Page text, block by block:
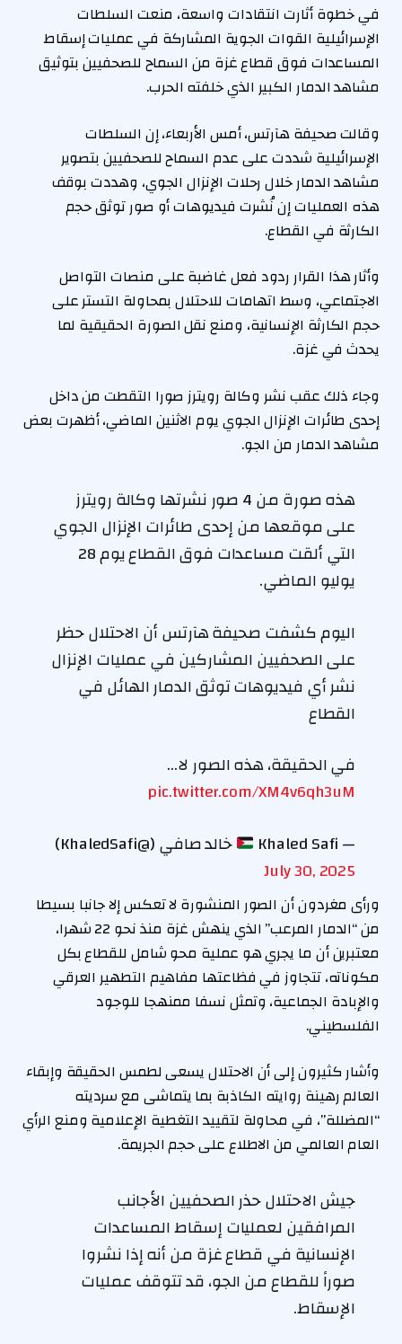
في خطوة أثارت انتقادات واسعة، منعت السلطات
الإسرائيلية القوات الجوية المشاركة في عمليات إسقاط
المساعدات فوق قطاع غزة من السماح للصحفيين بتوثيق
مشاهد الدمار الكبير الذي خلفته الحرب.
وقالت صحيفة هآرتس، أمس الأربعاء، إن السلطات
الإسرائيلية شددت على عدم السماح للصحفيين بتصوير
مشاهد الدمار خلال رحلات الإنزال الجوي، وهددت بوقف
هذه العمليات إن نُشرت فيديوهات أو صور توثق حجم
الكارثة في القطاع.
وأثار هذا القرار ردود فعل غاضبة على منصات التواصل
الاجتماعي، وسط اتهامات للاحتلال بمحاولة التستر على
حجم الكارثة الإنسانية، ومنع نقل الصورة الحقيقية لما
يحدث في غزة.
وجاء ذلك عقب نشر وكالة رويترز صورا التقطت من داخل
إحدى طائرات الإنزال الجوي يوم الاثنين الماضي، أظهرت بعض
مشاهد الدمار من الجو.
هذه صورة من 4 صور نشرتها وكالة رويترز
على موقعها من إحدى طائرات الإنزال الجوي
التي ألقت مساعدات فوق القطاع يوم 28
يوليو الماضي.
اليوم كشفت صحيفة هآرتس أن الاحتلال حظر
على الصحفيين المشاركين في عمليات الإنزال
نشر أي فيديوهات توثق الدمار الهائل في
القطاع
في الحقيقة، هذه الصور لا…
pic.twitter.com/XM4v6qh3uM
— Khaled Safi
خالد صافي (@KhaledSafi)
July 30, 2025
ورأى مغردون أن الصور المنشورة لا تعكس إلا جانبا بسيطا
من “الدمار المرعب” الذي ينهش غزة منذ نحو 22 شهرا،
معتبرين أن ما يجري هو عملية محو شامل للقطاع بكل
مكوناته، تتجاوز في فظاعتها مفاهيم التطهير العرقي
والإبادة الجماعية، وتمثل نسفا ممنهجا للوجود
الفلسطيني.
وأشار كثيرون إلى أن الاحتلال يسعى لطمس الحقيقة وإبقاء
العالم رهينة روايته الكاذبة بما يتماشى مع سرديته
“المضللة”، في محاولة لتقييد التغطية الإعلامية ومنع الرأي
العام العالمي من الاطلاع على حجم الجريمة.
جيش الاحتلال حذر الصحفيين الأجانب
المرافقين لعمليات إسقاط المساعدات
الإنسانية في قطاع غزة من أنه إذا نشروا
صوراً للقطاع من الجو، قد تتوقف عمليات
الإسقاط.